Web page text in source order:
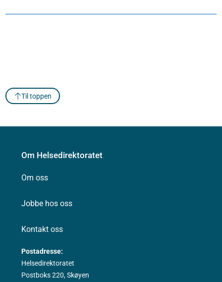
Til toppen
Om Helsedirektoratet
Om oss
Jobbe hos oss
Kontakt oss
Postadresse:
Helsedirektoratet
Postboks 220, Skøyen